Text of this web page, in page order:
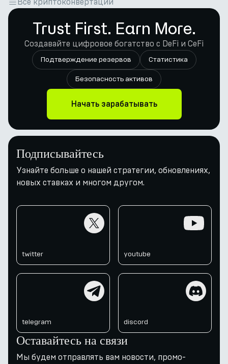
Trust First. Earn More.
Создавайте цифровое богатство с DeFi и CeFi
Подтверждение резервов Статистика
Безопасность активов
Начать зарабатывать
Подписывайтесь
Узнайте больше о нашей стратегии, обновлениях,
новых ставках и многом другом.
twitter youtube
telegram discord
Оставайтесь на связи
Мы будем отправлять вам новости, промо-